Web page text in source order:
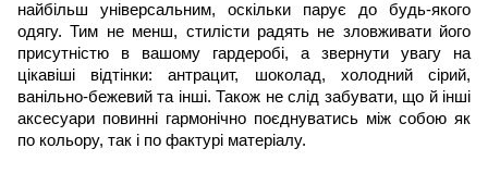
найбільш універсальним, оскільки парує до будь-якого
одягу. Тим не менш, стилісти радять не зловживати його
присутністю в вашому гардеробі, а звернути увагу на
цікавіші відтінки: антрацит, шоколад, холодний сірий,
ванільно-бежевий та інші. Також не слід забувати, що й інші
аксесуари повинні гармонічно поєднуватись між собою як
по кольору, так і по фактурі матеріалу.